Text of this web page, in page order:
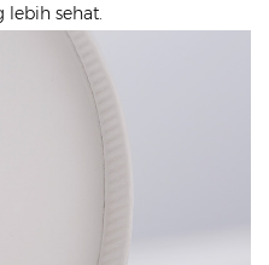
lebih sehat.